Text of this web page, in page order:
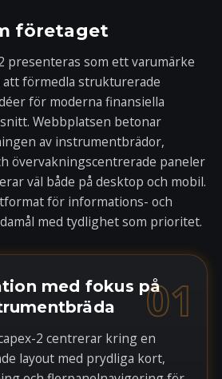
företaget
presenteras som ett varumärke
förmedla strukturerade
för moderna finansiella
Webbplatsen betonar
av instrumentbrädor,
övervakningscentrerade paneler
väl både på desktop och mobil.
för informations- och
med tydlighet som prioritet.
01
med fokus på
2 centrerar kring en
layout med prydliga kort,